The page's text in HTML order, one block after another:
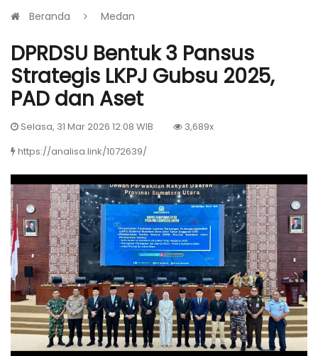
Beranda Medan
DPRDSU Bentuk 3 Pansus
Strategis LKPJ Gubsu 2025,
PAD dan Aset
Selasa, 31 Mar 2026 12:08 WIB
3,689x
https://analisa.link/1072639/